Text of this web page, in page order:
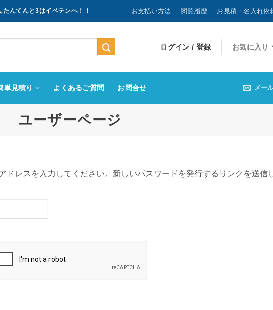
んてんと3はイベテンへ！！ お支払い方法 閲覧履歴 お見積・名入れ依
ログイン / 登録 お気に入り
単見積り よくあるご質問 お問合せ メー
ユーザーページ
レスを入力してください。新しいパスワードを発行するリンクを送信